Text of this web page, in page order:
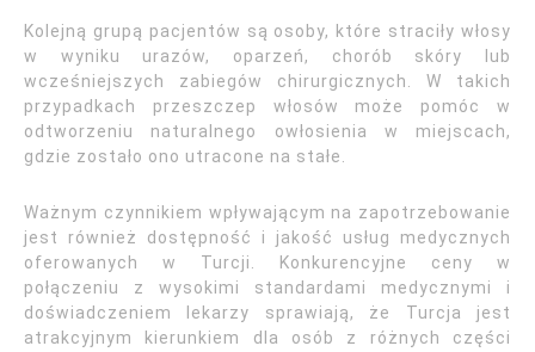
Kolejną grupą pacjentów są osoby, które straciły włosy
w wyniku urazów, oparzeń, chorób skóry lub
wcześniejszych zabiegów chirurgicznych. W takich
przypadkach przeszczep włosów może pomóc w
odtworzeniu naturalnego owłosienia w miejscach,
gdzie zostało ono utracone na stałe.
Ważnym czynnikiem wpływającym na zapotrzebowanie
jest również dostępność i jakość usług medycznych
oferowanych w Turcji. Konkurencyjne ceny w
połączeniu z wysokimi standardami medycznymi i
doświadczeniem lekarzy sprawiają, że Turcja jest
atrakcyjnym kierunkiem dla osób z różnych części